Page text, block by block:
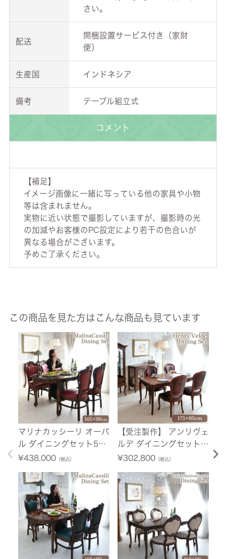
さい。
配送
開梱設置サービス付き（家財
便）
生産国 インドネシア
備考 テーブル組立式
コメント
【補足】
イメージ画像に一緒に写っている他の家具や小物
等は含まれません。
実物に近い状態で撮影していますが、撮影時の光
の加減やお客様のPC設定により若干の色合いが
異なる場合がございます。
予めご了承ください。
この商品を見た方はこんな商品も見ています
マリナカッシーリ オーバ
ル ダイニングセット5P
4人掛け 合皮レッド 幅1
サービス付】
¥438,000（税込）
【受注製作】 アンリヴェ
ルデ ダイニングセット5
P 4人掛け ブラウン ワイ
料/設置サービス付】
¥302,800（税込） ¥